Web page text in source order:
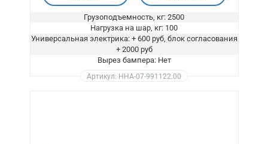
Грузоподъемность, кг: 2500
Нагрузка на шар, кг: 100
Универсальная электрика: + 600 руб, блок согласования
+ 2000 руб
Вырез бампера: Нет
Артикул: HHA-07-991122.00